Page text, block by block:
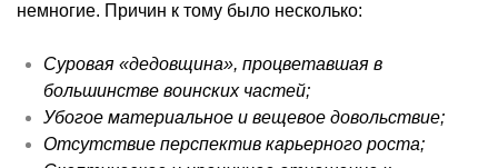
немногие. Причин к тому было несколько:
Суровая «дедовщина», процветавшая в
большинстве воинских частей;
Убогое материальное и вещевое довольствие;
Отсутствие перспектив карьерного роста;